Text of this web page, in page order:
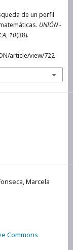
de un perfil
UNIÓN -
, 10(38).
article/view/722
Marcela
Commons